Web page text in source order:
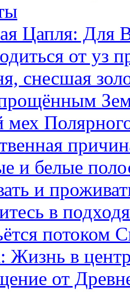
Цапля: Для
от уз
снесшая
мех
и белые
и
в
потоком
Жизнь в
от